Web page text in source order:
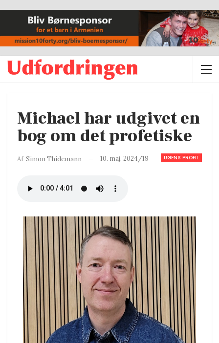
Michael har udgivet en
bog om det profetiske
UGENS PROFIL
Af Simon Thidemann 10. maj. 2024/19